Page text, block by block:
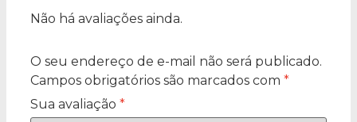
Não há avaliações ainda.
O seu endereço de e-mail não será publicado.
Campos obrigatórios são marcados com *
Sua avaliação *